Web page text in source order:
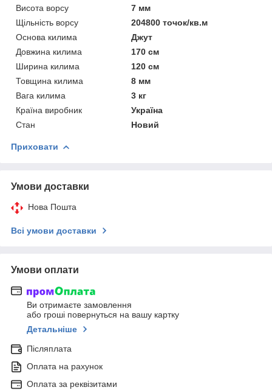
Висота ворсу
7 мм
Щільність ворсу
204800 точок/кв.м
Основа килима
Джут
Довжина килима
170 см
Ширина килима
120 см
Товщина килима
8 мм
Вага килима
3 кг
Країна виробник
Україна
Стан
Новий
Приховати
Умови доставки
Нова Пошта
Всі умови доставки
Умови оплати
Ви отримаєте замовлення
або гроші повернуться на вашу картку
Детальніше
Післяплата
Оплата на рахунок
Оплата за реквізитами